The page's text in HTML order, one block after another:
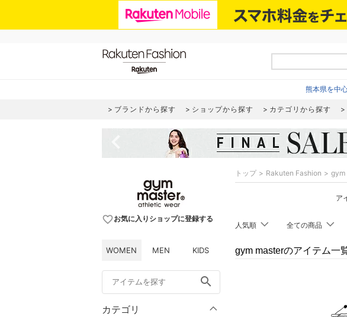
熊本県を中
ブランドから探す ショップから探す カテゴリから探す
favorite_borderお気に入りショップに登録する
WOMEN MEN KIDS
search
カテゴリ
トップ Rakuten Fashion gym
ア
人気順 全ての商品
gym masterのアイテム一